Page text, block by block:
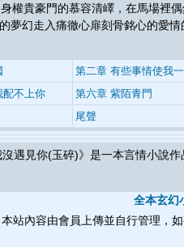
權貴豪門的慕容清嶧，在馬場裡
夢幻走入痛徹心扉刻骨銘心的愛
第二章 有些事情使我
配不上你
第六章 紫陌青門
尾聲
遇見你(玉碎)》是一本言情小說
全本玄幻
本站內容由會員上傳並自行管理，